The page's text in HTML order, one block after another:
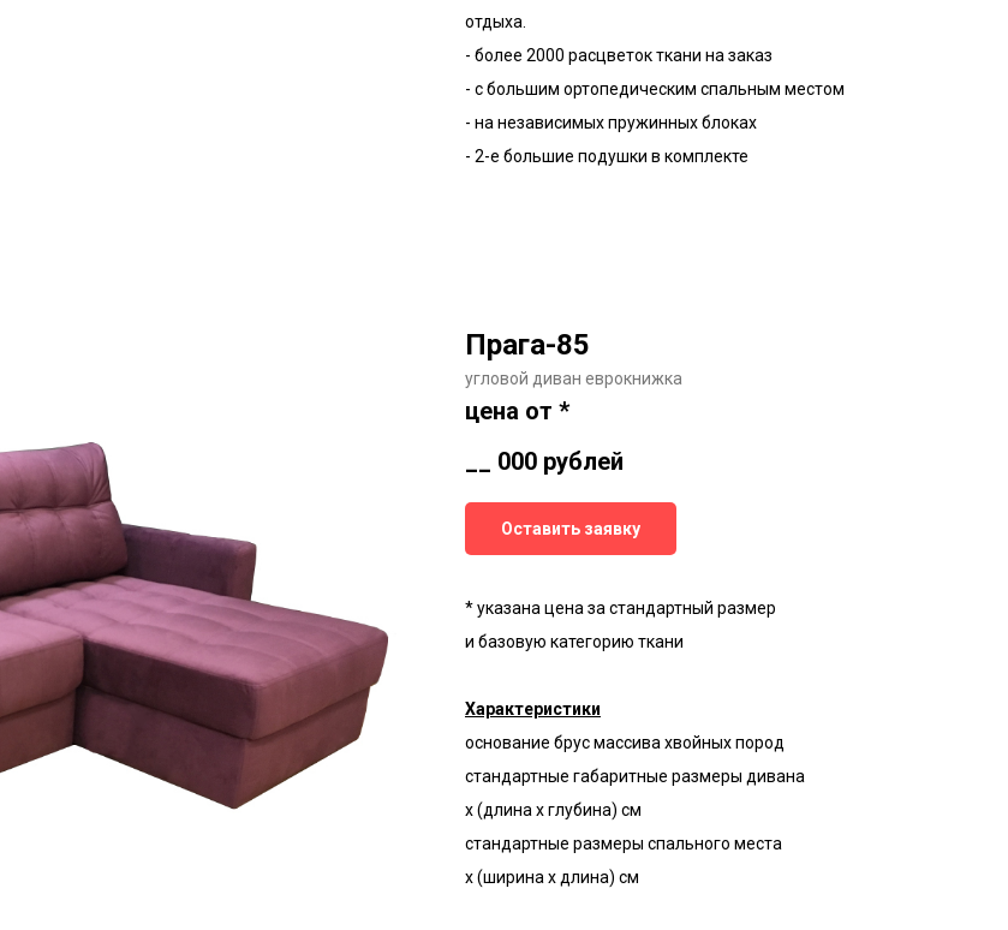
отдыха.
- более 2000 расцветок ткани на заказ
- с большим ортопедическим спальным местом
- на независимых пружинных блоках
- 2-е большие подушки в комплекте
Прага-85
угловой диван еврокнижка
цена от *
__ 000 рублей
Оставить заявку
* указана цена за стандартный размер
и базовую категорию ткани
Характеристики
основание брус массива хвойных пород
стандартные габаритные размеры дивана
х (длина х глубина) см
стандартные размеры спального места
х (ширина х длина) см